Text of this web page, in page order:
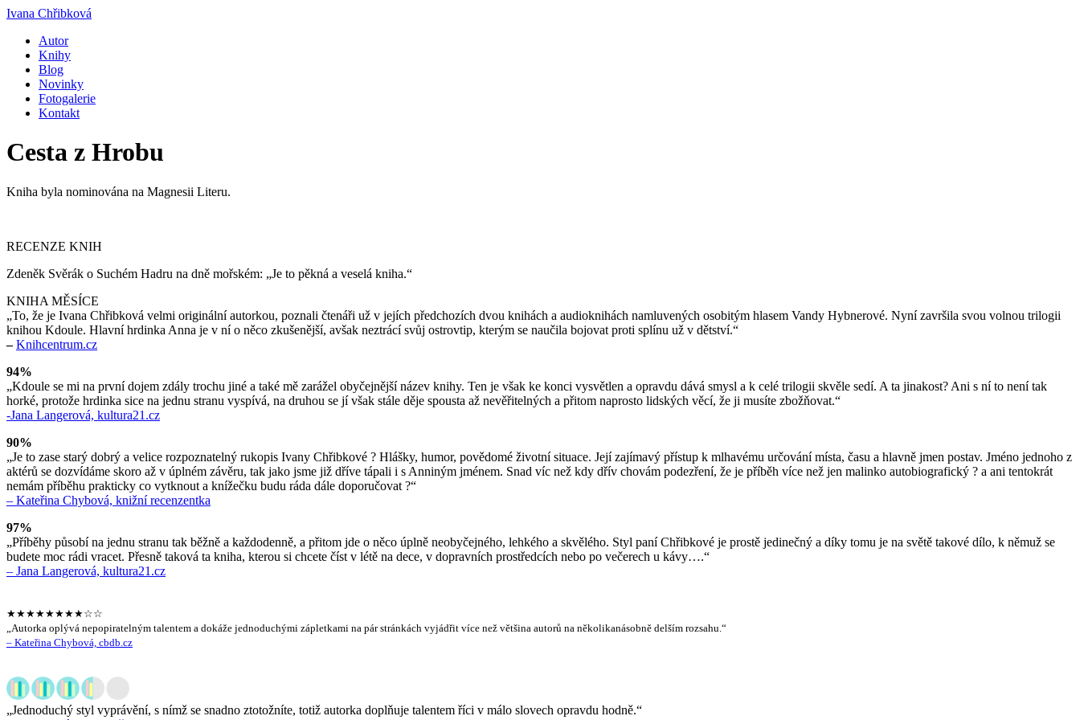
Ivana Chřibková
Autor
Knihy
Blog
Novinky
Fotogalerie
Kontakt
Cesta z Hrobu
Kniha byla nominována na Magnesii Literu.
RECENZE KNIH
Zdeněk Svěrák o Suchém Hadru na dně mořském: „Je to pěkná a veselá kniha.“
KNIHA MĚSÍCE
„To, že je Ivana Chřibková velmi originální autorkou, poznali čtenáři už v jejích předchozích dvou knihách a audioknihách namluvených osobitým hlasem Vandy Hybnerové. Nyní završila svou volnou trilogii
knihou Kdoule. Hlavní hrdinka Anna je v ní o něco zkušenější, avšak neztrácí svůj ostrovtip, kterým se naučila bojovat proti splínu už v dětství.“
–Knihcentrum.cz
94%
„Kdoule se mi na první dojem zdály trochu jiné a také mě zarážel obyčejnější název knihy. Ten je však ke konci vysvětlen a opravdu dává smysl a k celé trilogii skvěle sedí. A ta jinakost? Ani s ní to není tak
horké, protože hrdinka sice na jednu stranu vyspívá, na druhou se jí však stále děje spousta až nevěřitelných a přitom naprosto lidských věcí, že ji musíte zbožňovat.“
-Jana Langerová, kultura21.cz
90%
„Je to zase starý dobrý a velice rozpoznatelný rukopis Ivany Chřibkové ? Hlášky, humor, povědomé životní situace. Její zajímavý přístup k mlhavému určování místa, času a hlavně jmen postav. Jméno jednoho z
aktérů se dozvídáme skoro až v úplném závěru, tak jako jsme již dříve tápali i s Anniným jménem. Snad víc než kdy dřív chovám podezření, že je příběh více než jen malinko autobiografický ? a ani tentokrát
nemám příběhu prakticky co vytknout a knížečku budu ráda dále doporučovat ?“
– Kateřina Chybová, knižní recenzentka
97%
„Příběhy působí na jednu stranu tak běžně a každodenně, a přitom jde o něco úplně neobyčejného, lehkého a skvělého. Styl paní Chřibkové je prostě jedinečný a díky tomu je na světě takové dílo, k němuž se
budete moc rádi vracet. Přesně taková ta kniha, kterou si chcete číst v létě na dece, v dopravních prostředcích nebo po večerech u kávy….“
– Jana Langerová, kultura21.cz
★★★★★★★★☆☆
„Autorka oplývá nepopiratelným talentem a dokáže jednoduchými zápletkami na pár stránkách vyjádřit více než většina autorů na několikanásobně delším rozsahu.“
– Kateřina Chybová, cbdb.cz
„Jednoduchý styl vyprávění, s nímž se snadno ztotožníte, totiž autorka doplňuje talentem říci v málo slovech opravdu hodně.“